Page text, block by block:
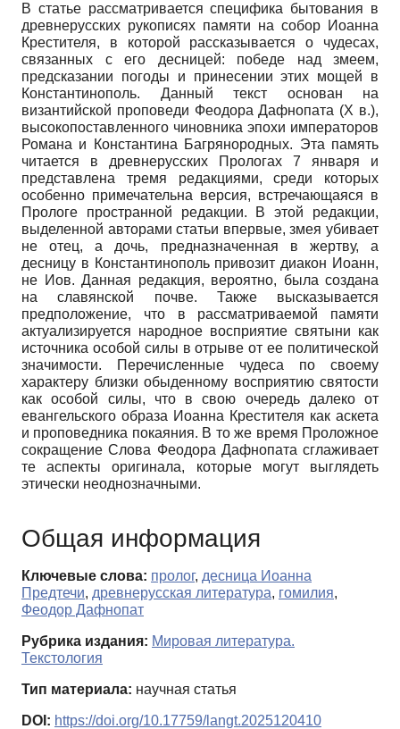
В статье рассматривается специфика бытования в
древнерусских рукописях памяти на собор Иоанна
Крестителя, в которой рассказывается о чудесах,
связанных с его десницей: победе над змеем,
предсказании погоды и принесении этих мощей в
Константинополь. Данный текст основан на
византийской проповеди Феодора Дафнопата (Х в.),
высокопоставленного чиновника эпохи императоров
Романа и Константина Багрянородных. Эта память
читается в древнерусских Прологах 7 января и
представлена тремя редакциями, среди которых
особенно примечательна версия, встречающаяся в
Прологе пространной редакции. В этой редакции,
выделенной авторами статьи впервые, змея убивает
не отец, а дочь, предназначенная в жертву, а
десницу в Константинополь привозит диакон Иоанн,
не Иов. Данная редакция, вероятно, была создана
на славянской почве. Также высказывается
предположение, что в рассматриваемой памяти
актуализируется народное восприятие святыни как
источника особой силы в отрыве от ее политической
значимости. Перечисленные чудеса по своему
характеру близки обыденному восприятию святости
как особой силы, что в свою очередь далеко от
евангельского образа Иоанна Крестителя как аскета
и проповедника покаяния. В то же время Проложное
сокращение Слова Феодора Дафнопата сглаживает
те аспекты оригинала, которые могут выглядеть
этически неоднозначными.
Общая информация
Ключевые слова: пролог, десница Иоанна
Предтечи, древнерусская литература, гомилия,
Феодор Дафнопат
Рубрика издания: Мировая литература.
Текстология
Тип материала: научная статья
DOI: https://doi.org/10.17759/langt.2025120410